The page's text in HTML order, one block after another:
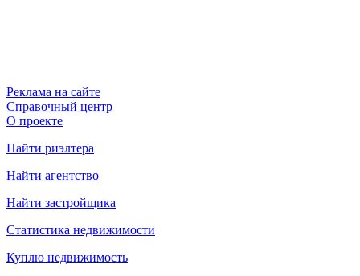
Реклама на сайте
Справочный центр
О проекте
Найти риэлтера
Найти агентство
Найти застройщика
Статистика недвижимости
Куплю недвижимость